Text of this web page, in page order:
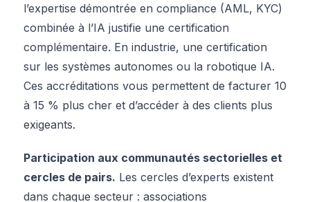
l’expertise démontrée en compliance (AML, KYC)
combinée à l’IA justifie une certification
complémentaire. En industrie, une certification
sur les systèmes autonomes ou la robotique IA.
Ces accréditations vous permettent de facturer 10
à 15 % plus cher et d’accéder à des clients plus
exigeants.
Participation aux communautés sectorielles et
cercles de pairs. Les cercles d’experts existent
dans chaque secteur : associations